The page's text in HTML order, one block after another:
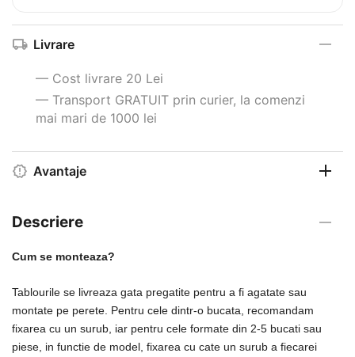
Livrare
— Cost livrare 20 Lei
— Transport GRATUIT prin curier, la comenzi
mai mari de 1000 lei
Avantaje
Descriere
Cum se monteaza?
Tablourile se livreaza gata pregatite pentru a fi agatate sau
montate pe perete. Pentru cele dintr-o bucata, recomandam
fixarea cu un surub, iar pentru cele formate din 2-5 bucati sau
piese, in functie de model, fixarea cu cate un surub a fiecarei